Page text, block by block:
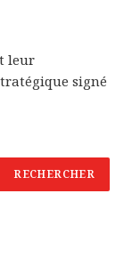
leur
signé